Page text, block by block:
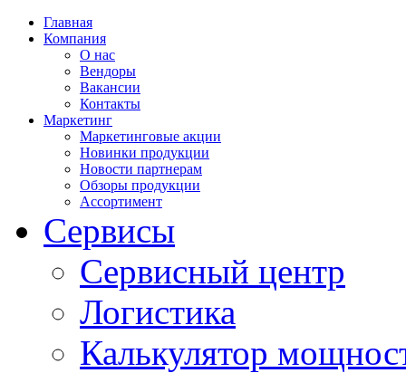
Главная
Компания
О нас
Вендоры
Вакансии
Контакты
Маркетинг
Маркетинговые акции
Новинки продукции
Новости партнерам
Обзоры продукции
Ассортимент
Сервисы
Сервисный центр
Логистика
Калькулятор